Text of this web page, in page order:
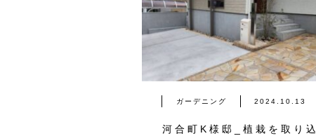
ガーデニング 2024.10.13
河合町K様邸_植栽を取り込